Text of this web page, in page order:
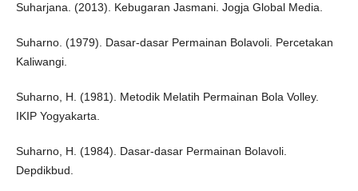
Suharjana. (2013). Kebugaran Jasmani. Jogja Global Media.
Suharno. (1979). Dasar-dasar Permainan Bolavoli. Percetakan
Kaliwangi.
Suharno, H. (1981). Metodik Melatih Permainan Bola Volley.
IKIP Yogyakarta.
Suharno, H. (1984). Dasar-dasar Permainan Bolavoli.
Depdikbud.